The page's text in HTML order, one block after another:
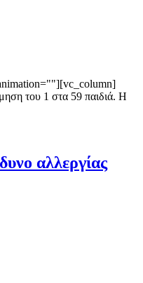
του 1 στα 59 παιδιά. Η
αλλεργίας